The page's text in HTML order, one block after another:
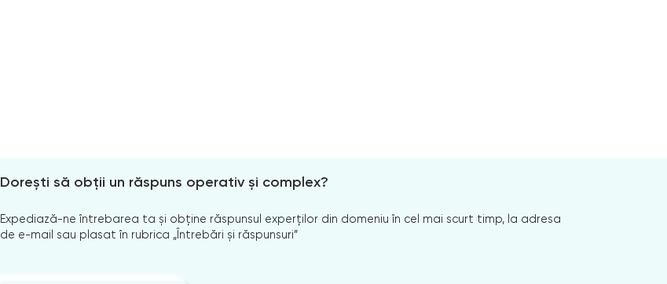
Dorești să obții un răspuns operativ și complex?
Expediază-ne întrebarea ta și obține răspunsul experților din domeniu în cel mai scurt timp, la adresa
de e-mail sau plasat în rubrica „Întrebări și răspunsuri”